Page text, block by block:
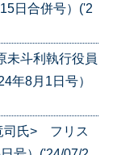
日合併号）('2
未斗利執行役員
年8月1日号）
司氏> フリス